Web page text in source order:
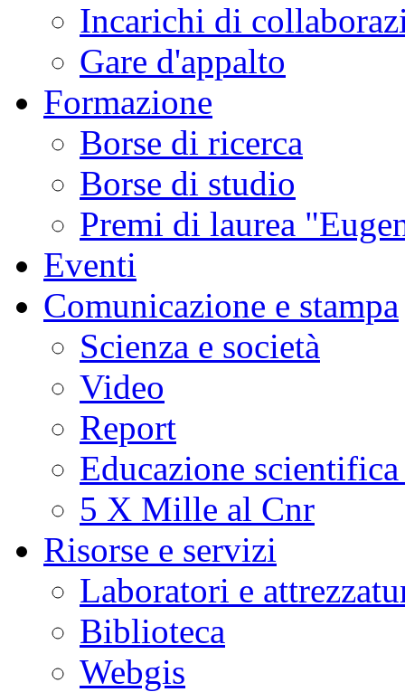
Incarichi di
Gare d'appalto
Formazione
Borse di ricerca
Borse di studio
Premi di laurea
Eventi
Comunicazione e stampa
Scienza e società
Video
Report
Educazione
5 X Mille al Cnr
Risorse e servizi
Laboratori e
Biblioteca
Webgis